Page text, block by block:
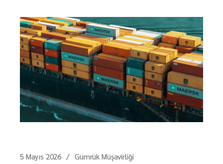
5 Mayıs 2026 Gümrük Müşavirliği